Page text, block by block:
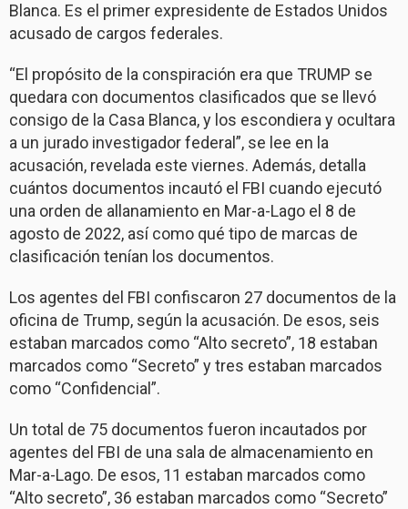
Blanca. Es el primer expresidente de Estados Unidos
acusado de cargos federales.
“El propósito de la conspiración era que TRUMP se
quedara con documentos clasificados que se llevó
consigo de la Casa Blanca, y los escondiera y ocultara
a un jurado investigador federal”, se lee en la
acusación, revelada este viernes. Además, detalla
cuántos documentos incautó el FBI cuando ejecutó
una orden de allanamiento en Mar-a-Lago el 8 de
agosto de 2022, así como qué tipo de marcas de
clasificación tenían los documentos.
Los agentes del FBI confiscaron 27 documentos de la
oficina de Trump, según la acusación. De esos, seis
estaban marcados como “Alto secreto”, 18 estaban
marcados como “Secreto” y tres estaban marcados
como “Confidencial”.
Un total de 75 documentos fueron incautados por
agentes del FBI de una sala de almacenamiento en
Mar-a-Lago. De esos, 11 estaban marcados como
“Alto secreto”, 36 estaban marcados como “Secreto”